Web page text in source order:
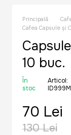
Principală
Cafea Capsule și
10 buc.
În
stoc
Articol:
70 Lei
130 Lei